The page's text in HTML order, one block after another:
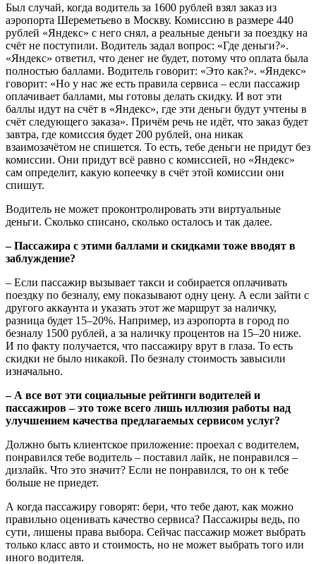
Был случай, когда водитель за 1600 рублей взял заказ из
аэропорта Шереметьево в Москву. Комиссию в размере 440
рублей «Яндекс» с него снял, а реальные деньги за поездку на
счёт не поступили. Водитель задал вопрос: «Где деньги?».
«Яндекс» ответил, что денег не будет, потому что оплата была
полностью баллами. Водитель говорит: «Это как?». «Яндекс»
говорит: «Но у нас же есть правила сервиса – если пассажир
оплачивает баллами, мы готовы делать скидку. И вот эти
баллы идут на счёт в «Яндекс», где эти деньги будут учтены в
счёт следующего заказа». Причём речь не идёт, что заказ будет
завтра, где комиссия будет 200 рублей, она никак
взаимозачётом не спишется. То есть, тебе деньги не придут без
комиссии. Они придут всё равно с комиссией, но «Яндекс»
сам определит, какую копеечку в счёт этой комиссии они
спишут.
Водитель не может проконтролировать эти виртуальные
деньги. Сколько списано, сколько осталось и так далее.
– Пассажира с этими баллами и скидками тоже вводят в
заблуждение?
– Если пассажир вызывает такси и собирается оплачивать
поездку по безналу, ему показывают одну цену. А если зайти с
другого аккаунта и указать этот же маршрут за наличку,
разница будет 15–20%. Например, из аэропорта в город по
безналу 1500 рублей, а за наличку процентов на 15–20 ниже.
И по факту получается, что пассажиру врут в глаза. То есть
скидки не было никакой. По безналу стоимость завысили
изначально.
– А все вот эти социальные рейтинги водителей и
пассажиров – это тоже всего лишь иллюзия работы над
улучшением качества предлагаемых сервисом услуг?
Должно быть клиентское приложение: проехал с водителем,
понравился тебе водитель – поставил лайк, не понравился –
дизлайк. Что это значит? Если не понравился, то он к тебе
больше не приедет.
А когда пассажиру говорят: бери, что тебе дают, как можно
правильно оценивать качество сервиса? Пассажиры ведь, по
сути, лишены права выбора. Сейчас пассажир может выбрать
только класс авто и стоимость, но не может выбрать того или
иного водителя.